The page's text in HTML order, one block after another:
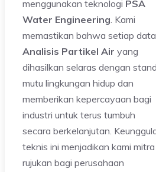
menggunakan teknologi PSA
Water Engineering. Kami
memastikan bahwa setiap data
Analisis Partikel Air yang
dihasilkan selaras dengan
mutu lingkungan hidup dan
memberikan kepercayaan bagi
industri untuk terus tumbuh
secara berkelanjutan.
teknis ini menjadikan kami mitra
rujukan bagi perusahaan